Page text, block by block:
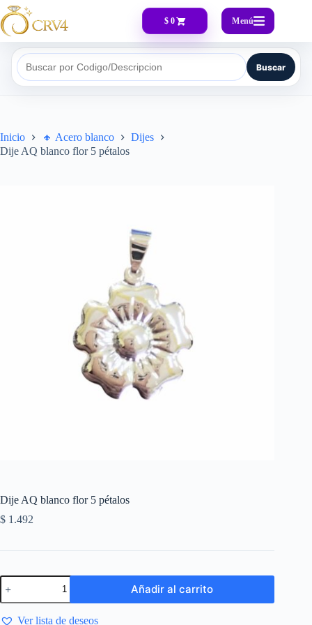
$ 0 Menú
Buscar por Codigo/Descripcion Buscar
Inicio 🔸​ Acero blanco
Dijes
Dije AQ blanco flor 5 pétalos
Dije AQ blanco flor 5 pétalos
$ 1.492
Añadir al carrito
Ver lista de deseos